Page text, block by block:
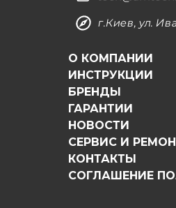
г.Киев, ул.
О КОМПАНИИ
ИНСТРУКЦИИ
БРЕНДЫ
ГАРАНТИИ
НОВОСТИ
СЕРВИС И
КОНТАКТЫ
СОГЛАШЕНИЕ